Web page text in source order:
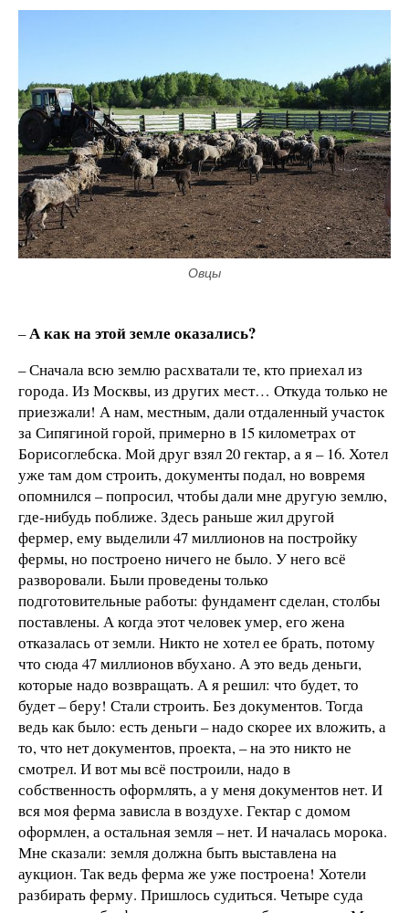
Овцы
–А как на этой земле оказались?
– Сначала всю землю расхватали те, кто приехал из
города. Из Москвы, из других мест… Откуда только не
приезжали! А нам, местным, дали отдаленный участок
за Сипягиной горой, примерно в 15 километрах от
Борисоглебска. Мой друг взял 20 гектар, а я – 16. Хотел
уже там дом строить, документы подал, но вовремя
опомнился – попросил, чтобы дали мне другую землю,
где-нибудь поближе. Здесь раньше жил другой
фермер, ему выделили 47 миллионов на постройку
фермы, но построено ничего не было. У него всё
разворовали. Были проведены только
подготовительные работы: фундамент сделан, столбы
поставлены. А когда этот человек умер, его жена
отказалась от земли. Никто не хотел ее брать, потому
что сюда 47 миллионов вбухано. А это ведь деньги,
которые надо возвращать. А я решил: что будет, то
будет – беру! Стали строить. Без документов. Тогда
ведь как было: есть деньги – надо скорее их вложить, а
то, что нет документов, проекта, – на это никто не
смотрел. И вот мы всё построили, надо в
собственность оформлять, а у меня документов нет. И
вся моя ферма зависла в воздухе. Гектар с домом
оформлен, а остальная земля – нет. И началась морока.
Мне сказали: земля должна быть выставлена на
аукцион. Так ведь ферма же уже построена! Хотели
разбирать ферму. Пришлось судиться. Четыре суда